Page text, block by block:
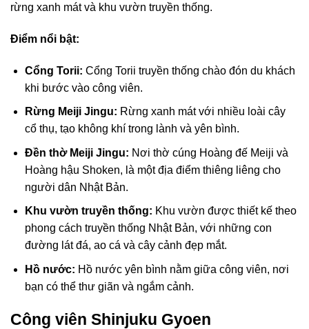
rừng xanh mát và khu vườn truyền thống.
Điểm nổi bật:
Cổng Torii: Cổng Torii truyền thống chào đón du khách
khi bước vào công viên.
Rừng Meiji Jingu: Rừng xanh mát với nhiều loài cây
cổ thụ, tạo không khí trong lành và yên bình.
Đền thờ Meiji Jingu: Nơi thờ cúng Hoàng đế Meiji và
Hoàng hậu Shoken, là một địa điểm thiêng liêng cho
người dân Nhật Bản.
Khu vườn truyền thống: Khu vườn được thiết kế theo
phong cách truyền thống Nhật Bản, với những con
đường lát đá, ao cá và cây cảnh đẹp mắt.
Hồ nước: Hồ nước yên bình nằm giữa công viên, nơi
bạn có thể thư giãn và ngắm cảnh.
Công viên Shinjuku Gyoen